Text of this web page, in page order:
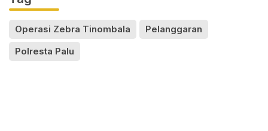
Operasi Zebra Tinombala
Pelanggaran
Polresta Palu